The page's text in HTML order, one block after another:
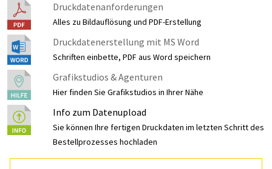
Druckdatenanforderungen
Alles zu Bildauflösung und PDF-Erstellung
Druckdatenerstellung mit MS Word
Schriften einbette, PDF aus Word speichern
Grafikstudios & Agenturen
Hier finden Sie Grafikstudios in Ihrer Nähe
Info zum Datenupload
Sie können Ihre fertigen Druckdaten im letzten Schritt des
Bestellprozesses hochladen